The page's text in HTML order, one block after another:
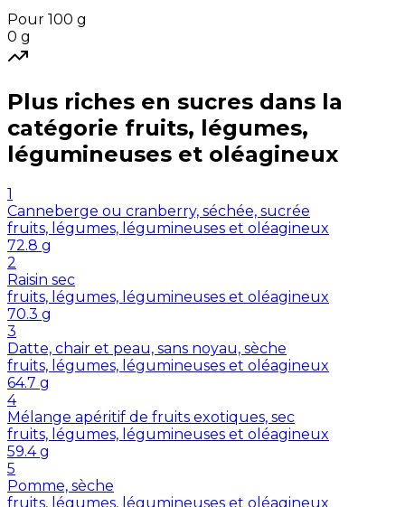
Pour 100 g
0 g
Plus riches en sucres dans la
catégorie fruits, légumes,
légumineuses et oléagineux
1
Canneberge ou cranberry, séchée, sucrée
fruits, légumes, légumineuses et oléagineux
72.8 g
2
Raisin sec
fruits, légumes, légumineuses et oléagineux
70.3 g
3
Datte, chair et peau, sans noyau, sèche
fruits, légumes, légumineuses et oléagineux
64.7 g
4
Mélange apéritif de fruits exotiques, sec
fruits, légumes, légumineuses et oléagineux
59.4 g
5
Pomme, sèche
fruits, légumes, légumineuses et oléagineux